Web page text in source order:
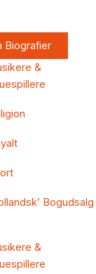
Biografier
&
Bogudsalg
&